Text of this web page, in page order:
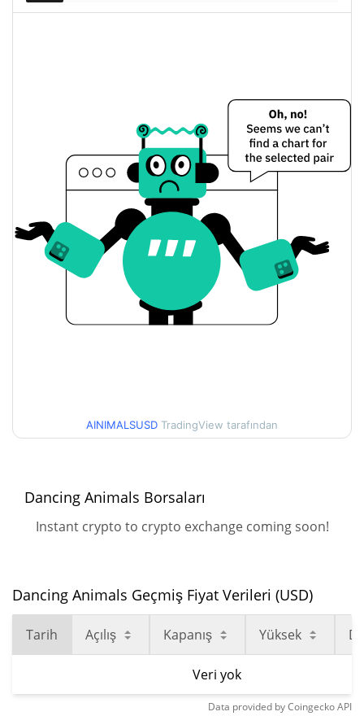
AINIMALSUSD TradingView tarafından
Dancing Animals Borsaları
Instant crypto to crypto exchange coming soon!
Dancing Animals Geçmiş Fiyat Verileri (USD)
Tarih Açılış Kapanış Yüksek
Veri yok
Data provided byCoingeckoAPI